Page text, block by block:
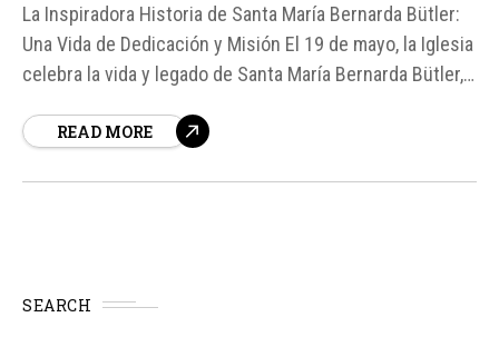
La Inspiradora Historia de Santa María Bernarda Bütler:
Una Vida de Dedicación y Misión El 19 de mayo, la Iglesia
celebra la vida y legado de Santa María Bernarda Bütler,
de los pueblos abandonados de América del Sur.
READ MORE
SEARCH